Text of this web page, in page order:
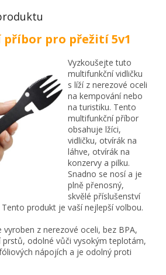
pro přežití 5v1
Vyzkoušejte tuto
multifunkční vidličku
s líží z nerezové oceli
na kempování nebo
na turistiku. Tento
multifunkční příbor
obsahuje lžíci,
vidličku, otvírák na
láhve, otvírák na
konzervy a pilku.
Snadno se nosí a je
plně přenosný,
skvělé příslušenství
produkt je vaší nejlepší volbou.
z nerezové oceli, bez BPA,
odolné vůči vysokým teplotám,
nápojích a je odolný proti